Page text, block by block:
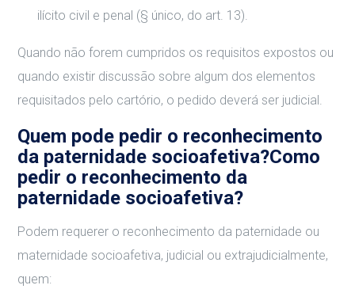
ilícito civil e penal (§ único, do art. 13).
Quando não forem cumpridos os requisitos expostos ou
quando existir discussão sobre algum dos elementos
requisitados pelo cartório, o pedido deverá ser judicial.
Quem pode pedir o reconhecimento
da paternidade socioafetiva?Como
pedir o reconhecimento da
paternidade socioafetiva?
Podem requerer o reconhecimento da paternidade ou
maternidade socioafetiva, judicial ou extrajudicialmente,
quem: